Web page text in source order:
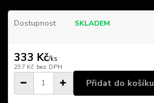
Dostupnost SKLADEM
333 Kč/ks
297 Kč bez DPH
Přidat do košíku